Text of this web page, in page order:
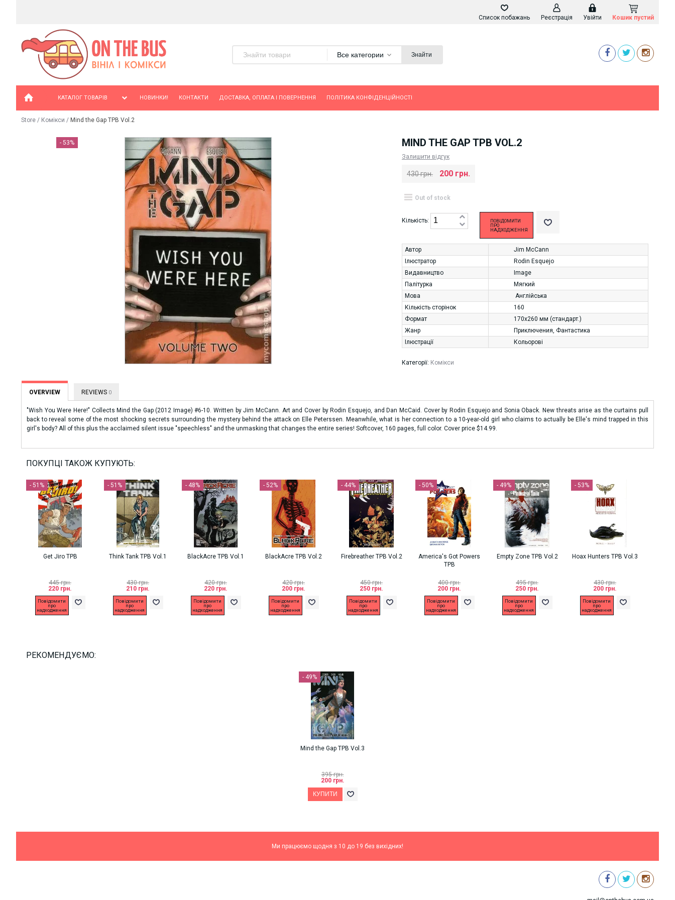
Кошик пустий
Увійти
Реєстрація
Список побажань
Все категории Знайти
КАТАЛОГ ТОВАРІВ НОВИНКИ! КОНТАКТИ ДОСТАВКА, ОПЛАТА І ПОВЕРНЕННЯ ПОЛІТИКА КОНФІДЕНЦІЙНОСТІ
Store / Комікси / Mind the Gap TPB Vol.2
- 53% MIND THE GAP TPB VOL.2
Залишити відгук
430 грн. 200 грн.
Out of stock
Кількість:
ПОВІДОМИТИ
ПРО
НАДХОДЖЕННЯ
Автор
Jim McCann
Ілюстратор
Rodin Esquejo
Видавництво
Image
Палітурка
Мягкий
Мова
Англійська
Кількість сторінок
160
Формат
170х260 мм (стандарт.)
Жанр
Приключения, Фантастика
Ілюстрації
Кольорові
Категорії: Комікси
OVERVIEW REVIEWS 0
"Wish You Were Here!" Collects Mind the Gap (2012 Image) #6-10. Written by Jim McCann. Art and Cover by Rodin Esquejo, and Dan McCaid. Cover by Rodin Esquejo and Sonia Oback. New threats arise as the curtains pull
back to reveal some of the most shocking secrets surrounding the mystery behind the attack on Elle Peterssen. Meanwhile, what is her connection to a 10-year-old girl who claims to actually be Elle's mind trapped in this
girl's body? All of this plus the acclaimed silent issue "speechless" and the unmasking that changes the entire series! Softcover, 160 pages, full color. Cover price $14.99.
ПОКУПЦІ ТАКОЖ КУПУЮТЬ:
- 51%
Get Jiro TPB
445 грн.
220 грн.
Повідомити
про
надходження
- 51%
Think Tank TPB Vol.1
430 грн.
210 грн.
Повідомити
про
надходження
- 48%
BlackAcre TPB Vol.1
420 грн.
220 грн.
Повідомити
про
надходження
- 52%
BlackAcre TPB Vol.2
420 грн.
200 грн.
Повідомити
про
надходження
- 44%
Firebreather TPB Vol.2
450 грн.
250 грн.
Повідомити
про
надходження
- 50%
America's Got Powers
TPB
400 грн.
200 грн.
Повідомити
про
надходження
- 49%
Empty Zone TPB Vol.2
495 грн.
250 грн.
Повідомити
про
надходження
- 53%
Hoax Hunters TPB Vol.3
430 грн.
200 грн.
Повідомити
про
надходження
РЕКОМЕНДУЄМО:
- 49%
Mind the Gap TPB Vol.3
395 грн.
200 грн.
Ми працюємо щодня з 10 до 19 без вихідних!